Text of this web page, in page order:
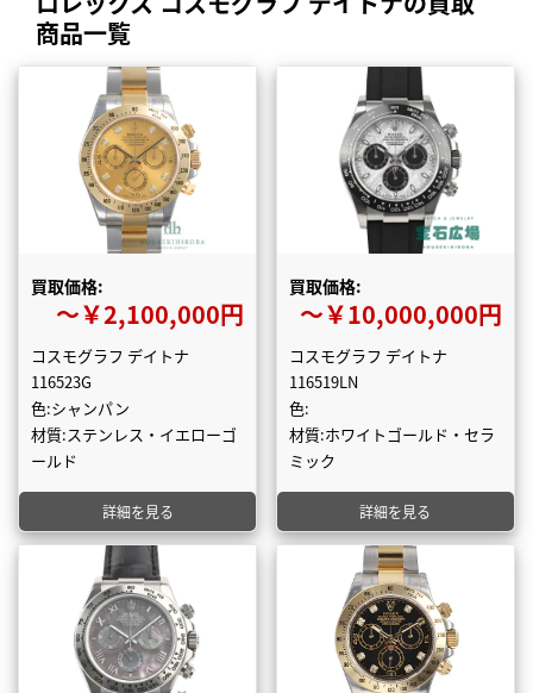
商品一覧
買取価格:
〜￥2,100,000円
コスモグラフ デイトナ
116523G
色:シャンパン
材質:ステンレス・イエローゴ
ールド
詳細を見る
買取価格:
〜￥10,000,000円
コスモグラフ デイトナ
116519LN
色:
材質:ホワイトゴールド・セラ
ミック
詳細を見る